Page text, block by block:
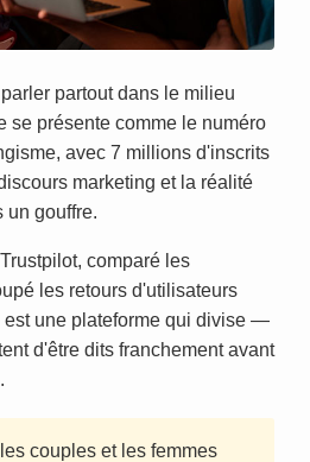
partout dans le milieu
se présente comme le numéro
avec 7 millions d'inscrits
marketing et la réalité
un gouffre.
comparé les
les retours d'utilisateurs
est une plateforme qui divise —
d'être dits franchement avant
couples et les femmes